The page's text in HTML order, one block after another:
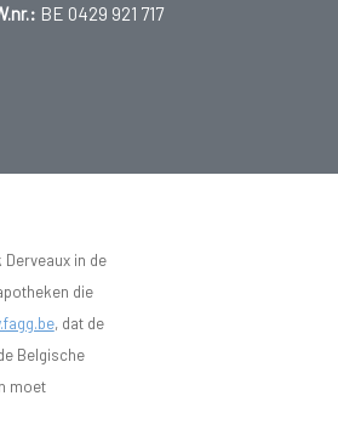
BE 0429 921 717
in de
die
, dat de
Belgische
moet